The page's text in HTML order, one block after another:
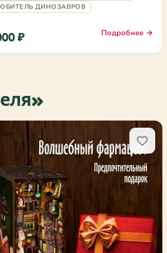
ДИНОЗАВРОВ
₽ Подробнее →